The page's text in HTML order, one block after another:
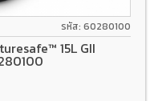
รหัส: 60280100
15L GII